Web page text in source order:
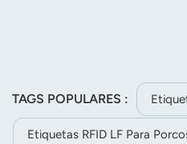
TAGS POPULARES :
Etiquetas RFID LF Para